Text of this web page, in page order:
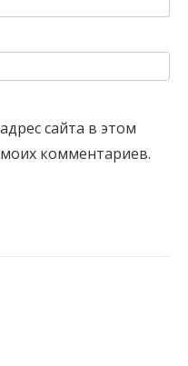
сайта в этом
комментариев.